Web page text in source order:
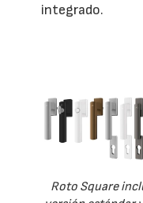
integrado.
Roto Square